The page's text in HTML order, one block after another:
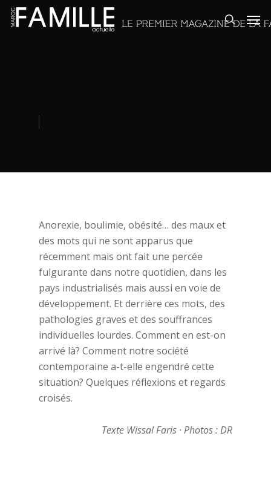
Anorexie, boulimie, obésité… des maux et
des mots qui ne sont apparus que
récemment mais ont fait une percée
fulgurante dans notre quotidien, dans les
pays industrialisés mais aussi en voie de
développement. Et derrière ces mots, des
pathologies graves et des souffrances
individuelles lourdes. Comment en est-on
arrivé là? Comment notre société
contemporaine a-t-elle engendré cette
situation? Quelques réflexions et regards
croisés.
Texte Wissal Faris · Photos : DR